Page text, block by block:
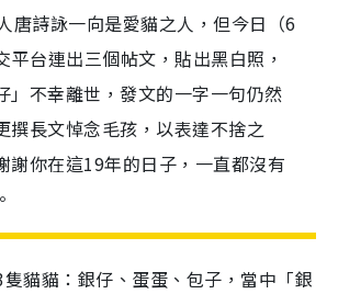
唐詩詠一向是愛貓之人，但今日（6
平台連出三個帖文，貼出黑白照，
」不幸離世，發文的一字一句仍然
撰長文悼念毛孩，以表達不捨之
謝你在這19年的日子，一直都沒有
貓貓：銀仔、蛋蛋、包子，當中「銀